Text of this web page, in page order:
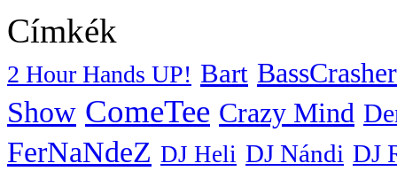
Címkék
2 Hour Hands UP! Bart BassCrasher
Show ComeTee Crazy Mind
FerNaNdeZ DJ Heli DJ Nándi DJ